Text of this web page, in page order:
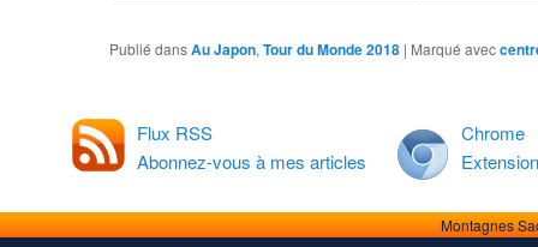
Publié dansAu Japon,Tour du Monde 2018 | Marqué avec
Flux RSS
Abonnez-vous à mes articles
Chrome
Montagnes